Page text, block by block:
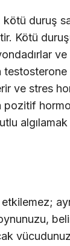
duruş
Kötü
ve
ve stres